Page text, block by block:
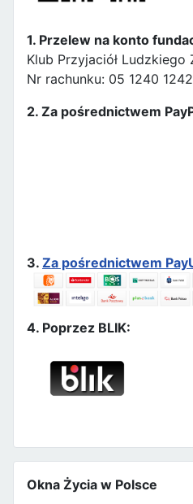
1. Przelew na konto
Klub Przyjaciół
Nr rachunku: 05 1240
2. Za pośrednictwem
3. Za pośrednictwem
4. Poprzez BLIK:
Okna Życia w Polsce